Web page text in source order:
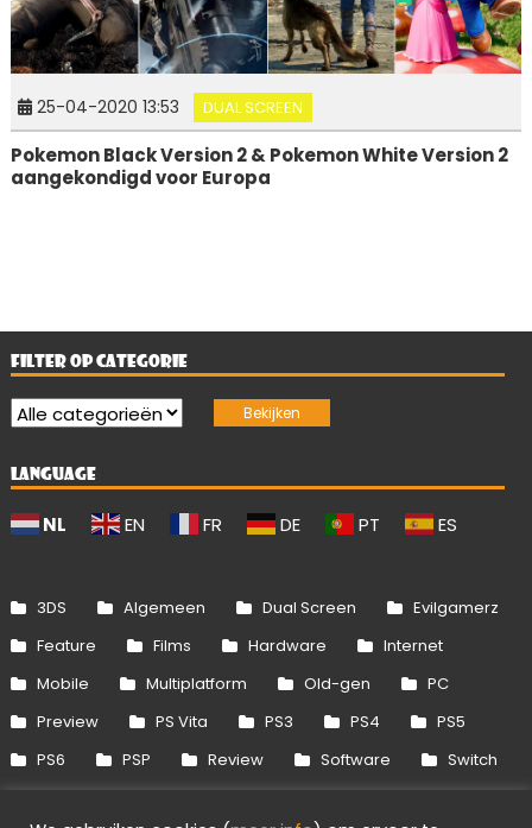
25-04-2020 13:53 DUAL SCREEN
Pokemon Black Version 2 & Pokemon White Version 2
aangekondigd voor Europa
FILTER OP CATEGORIE
LANGUAGE
NL EN FR DE PT ES
3DS Algemeen Dual Screen
Evilgamerz
Feature
Films Hardware
Internet
Mobile
Multiplatform Old-gen
PC
Preview
PS Vita PS3 PS4
PS5
PS6
PSP Review Software
Switch